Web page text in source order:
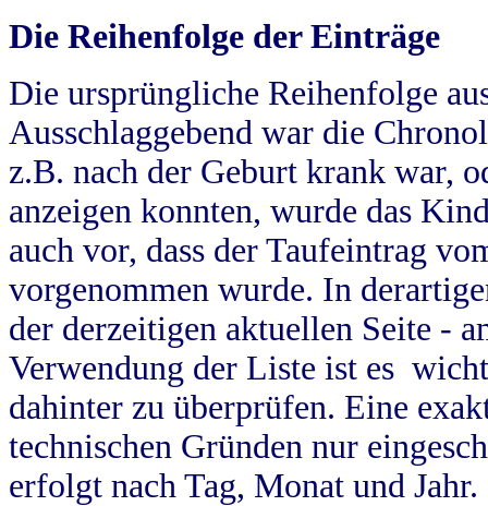
Die Reihenfolge der Einträge
Die ursprüngliche Reihenfolge
Ausschlaggebend war die
z.B. nach der Geburt krank war,
anzeigen konnten, wurde das
auch vor, dass der Taufeintrag
vorgenommen wurde. In
der derzeitigen aktuellen Seite -
Verwendung der Liste ist es
dahinter zu überprüfen. Eine
technischen Gründen nur
erfolgt nach Tag, Monat und Jahr.